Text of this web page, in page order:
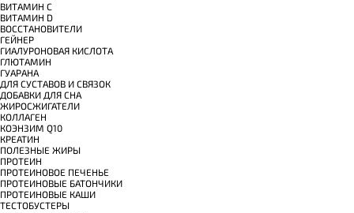
ВИТАМИН C
ВИТАМИН D
ВОССТАНОВИТЕЛИ
ГЕЙНЕР
ГИАЛУРОНОВАЯ КИСЛОТА
ГЛЮТАМИН
ГУАРАНА
ДЛЯ СУСТАВОВ И СВЯЗОК
ДОБАВКИ ДЛЯ СНА
ЖИРОСЖИГАТЕЛИ
КОЛЛАГЕН
КОЭНЗИМ Q10
КРЕАТИН
ПОЛЕЗНЫЕ ЖИРЫ
ПРОТЕИН
ПРОТЕИНОВОЕ ПЕЧЕНЬЕ
ПРОТЕИНОВЫЕ БАТОНЧИКИ
ПРОТЕИНОВЫЕ КАШИ
ТЕСТОБУСТЕРЫ